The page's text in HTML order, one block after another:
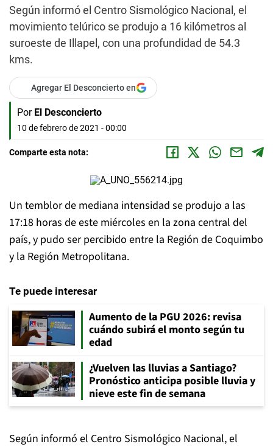
Según informó el Centro Sismológico Nacional, el
movimiento telúrico se produjo a 16 kilómetros al
suroeste de Illapel, con una profundidad de 54.3
kms.
Agregar El Desconcierto en
Por El Desconcierto
10 de febrero de 2021 - 00:00
Comparte esta nota:
Un temblor de mediana intensidad se produjo a las
17:18 horas de este miércoles en la zona central del
país, y pudo ser percibido entre la Región de Coquimbo
y la Región Metropolitana.
Te puede interesar
Aumento de la PGU 2026: revisa
cuándo subirá el monto según tu
edad
¿Vuelven las lluvias a Santiago?
Pronóstico anticipa posible lluvia y
nieve este fin de semana
Según informó el Centro Sismológico Nacional, el